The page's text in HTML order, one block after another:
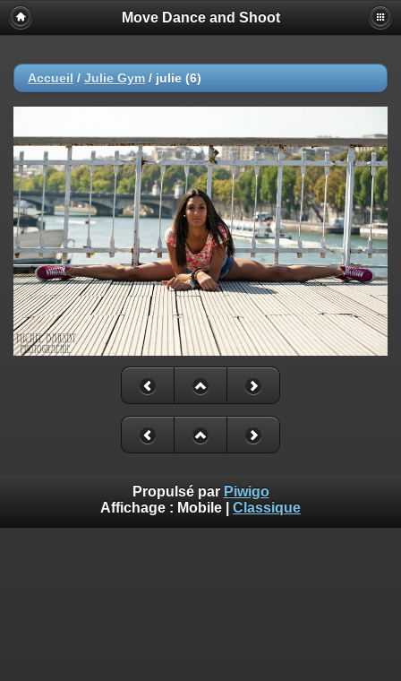
Move Dance and Shoot
Accueil / Julie Gym / julie (6)
Propulsé par Piwigo
Affichage : Mobile Classique